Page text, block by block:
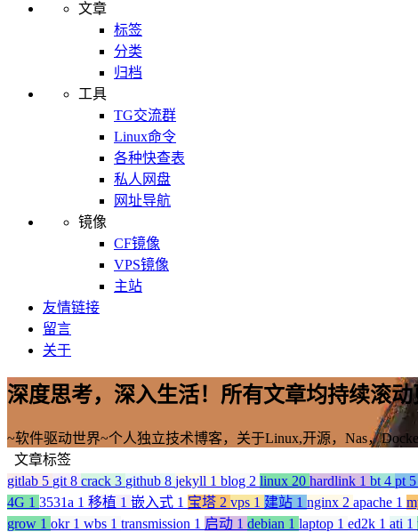
文章
标签
分类
归档
工具
TG交流群
Linux命令
各种快查表
私人网盘
网址导航
镜像
CF镜像
VPS镜像
主站
友情链接
留言
关于
深度思考，深入生活！所有文章均持续滚
~软件驱动世界~个人独立技术博客，关于Linux,开源，Nas，
文章标签
gitlab 5 git 8 crack 3 github 8 jekyll 1 blog 2 linux 20 hardlink 1 bt 4 pt 5
4G 1 3531a 1 移植 1 嵌入式 1 宝塔 2 vps 1 建站 1 nginx 2 apache 1
grow 1 okr 1 wbs 1 transmission 1 启动 1 debian 1 laptop 1 ed2k 1 ati 1